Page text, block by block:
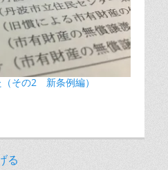
その2 新条例編）
る